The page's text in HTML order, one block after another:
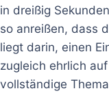
in dreißig
so anreißen, dass
liegt darin, einen
zugleich ehrlich
vollständige